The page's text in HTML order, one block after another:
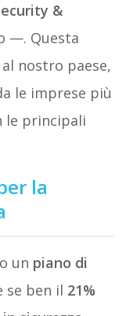
&
—. Questa
nostro paese,
le imprese più
le principali
la
un piano di
se ben il 21%